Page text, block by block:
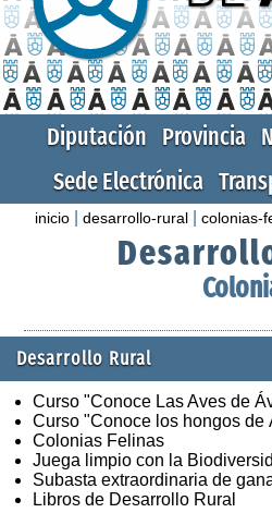
Diputación Provincia
Sede Electrónica
inicio |desarrollo-rural |colonias-
Desarrollo Rural
Curso "Conoce Las Aves de
Curso "Conoce los hongos de
Colonias Felinas
Juega limpio con la
Subasta extraordinaria de
Libros de Desarrollo Rural